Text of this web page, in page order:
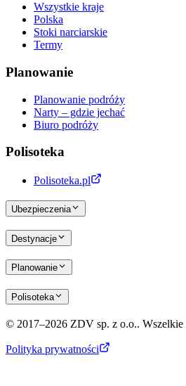
Wszystkie kraje
Polska
Stoki narciarskie
Termy
Planowanie
Planowanie podróży
Narty – gdzie jechać
Biuro podróży
Polisoteka
Polisoteka.pl
Ubezpieczenia
Destynacje
Planowanie
Polisoteka
© 2017–2026 ZDV sp. z o.o.. Wszelkie
Polityka prywatności